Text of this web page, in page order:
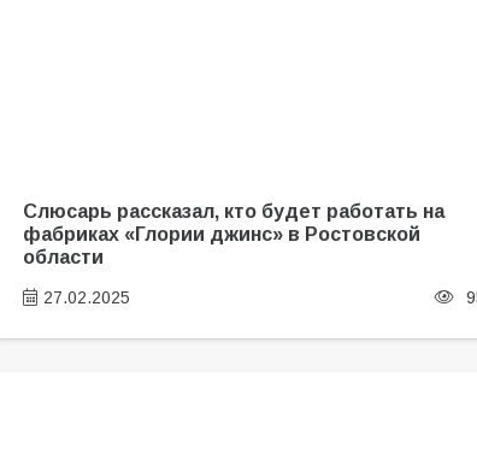
Слюсарь рассказал, кто будет работать на
фабриках «Глории джинс» в Ростовской
области
27.02.2025